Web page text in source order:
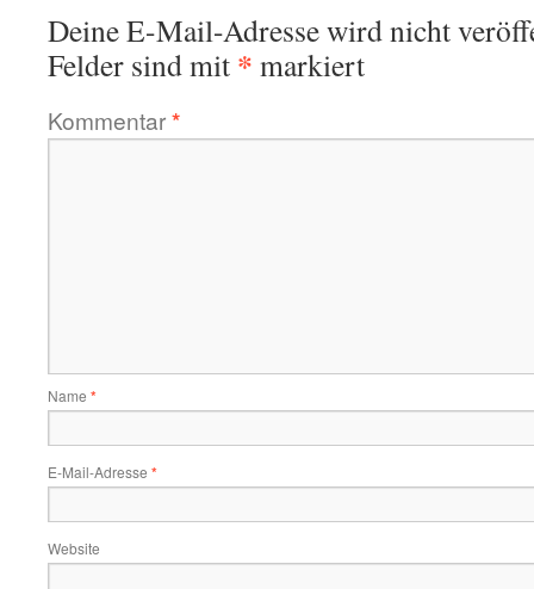
Deine E-Mail-Adresse wird nicht
Felder sind mit * markiert
Kommentar*
Name *
E-Mail-Adresse *
Website